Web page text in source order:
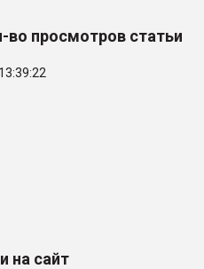
во просмотров статьи
на сайт